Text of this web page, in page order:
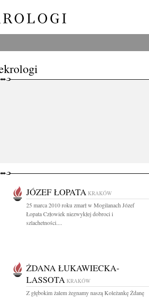
JÓZEF ŁOPATA KRAKÓW
25 marca 2010 roku zmarł w Mogilanach Józef
Łopata Człowiek niezwykłej dobroci i
szlachetności....
ŻDANA ŁUKAWIECKA-
LASSOTA KRAKÓW
Z głębokim żalem żegnamy naszą Koleżankę Żdanę